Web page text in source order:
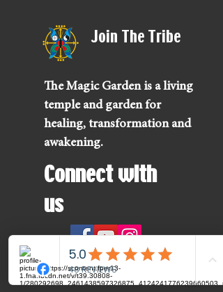
Join The Tribe
The Magic Garden is a living
temple and garden for
healing, transformation and
awakening.
Connect with
us